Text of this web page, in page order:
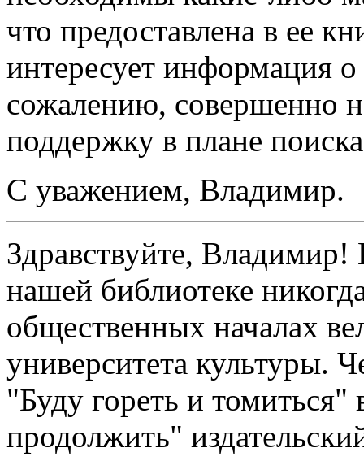
что предоставлена в ее
интересует информация
сожалению, совершенно
поддержку в плане
С уважением, Владимир.
Здравствуйте, Владимир!
нашей библиотеке
общественных началах
университета культуры.
"Буду гореть и
продолжить"